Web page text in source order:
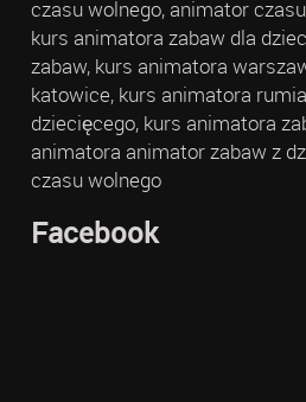
czasu wolnego, animator
kurs animatora zabaw dla
zabaw, kurs animatora
katowice, kurs animatora
dziecięcego, kurs animatora
animatora animator zabaw z
czasu wolnego
Facebook